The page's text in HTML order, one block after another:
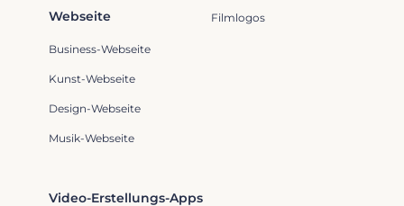
Filmlogos
Video-Erstellungs-Apps
Webseite
Business-Webseite
Kunst-Webseite
Design-Webseite
Musik-Webseite